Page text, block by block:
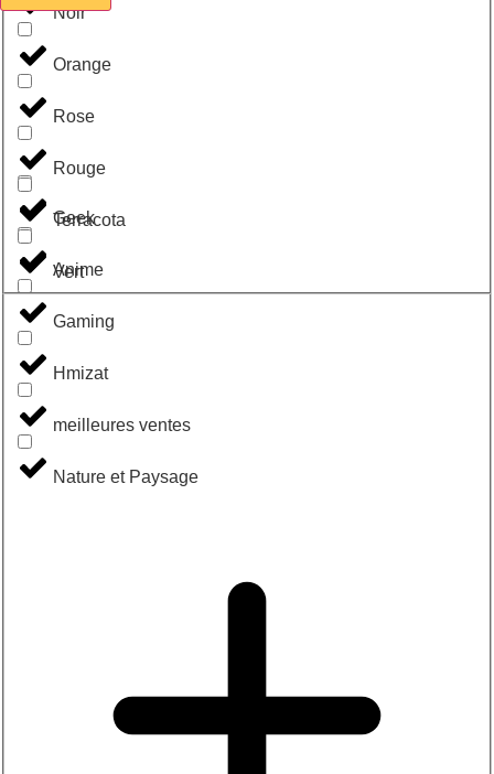
Geek
Anime
Gaming
Hmizat
meilleures ventes
Nature et Paysage
Noir
Orange
Rose
Rouge
Terracota
Vert